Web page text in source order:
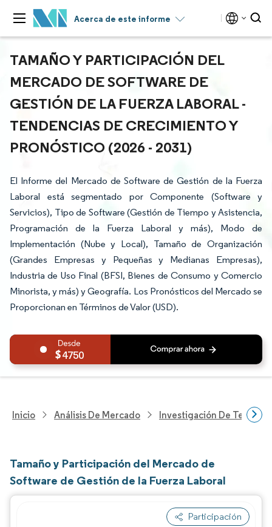
Acerca de este informe
TAMAÑO Y PARTICIPACIÓN DEL
MERCADO DE SOFTWARE DE
GESTIÓN DE LA FUERZA LABORAL -
TENDENCIAS DE CRECIMIENTO Y
PRONÓSTICO (2026 - 2031)
El Informe del Mercado de Software de Gestión de la Fuerza
Laboral está segmentado por Componente (Software y
Servicios), Tipo de Software (Gestión de Tiempo y Asistencia,
Programación de la Fuerza Laboral y más), Modo de
Implementación (Nube y Local), Tamaño de Organización
(Grandes Empresas y Pequeñas y Medianas Empresas),
Industria de Uso Final (BFSI, Bienes de Consumo y Comercio
Minorista, y más) y Geografía. Los Pronósticos del Mercado se
Proporcionan en Términos de Valor (USD).
4750
Inicio Análisis De Mercado Investigación De
Tamaño y Participación del Mercado de
Software de Gestión de la Fuerza Laboral
Participación